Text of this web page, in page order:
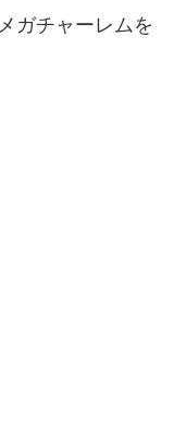
ガチャーレムを